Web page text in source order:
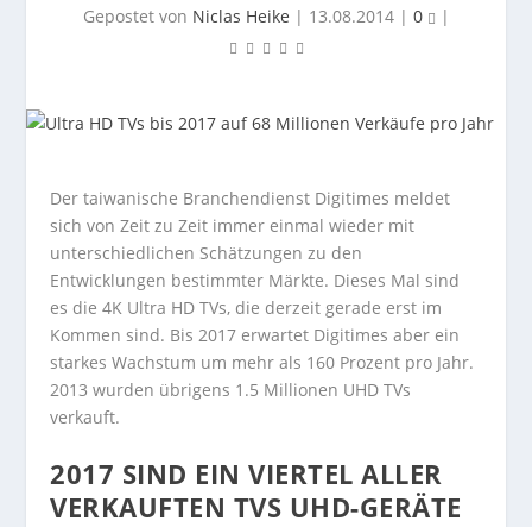
Gepostet von Niclas Heike | 13.08.2014| 0 |
Der taiwanische Branchendienst Digitimes meldet
sich von Zeit zu Zeit immer einmal wieder mit
unterschiedlichen Schätzungen zu den
Entwicklungen bestimmter Märkte. Dieses Mal sind
es die 4K Ultra HD TVs, die derzeit gerade erst im
Kommen sind. Bis 2017 erwartet Digitimes aber ein
starkes Wachstum um mehr als 160 Prozent pro Jahr.
2013 wurden übrigens 1.5 Millionen UHD TVs
verkauft.
2017 SIND EIN VIERTEL ALLER
VERKAUFTEN TVS UHD-GERÄTE